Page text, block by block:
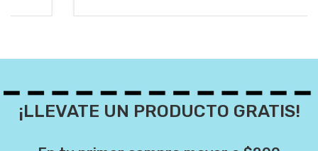
¡LLEVATE UN PRODUCTO GRATIS!